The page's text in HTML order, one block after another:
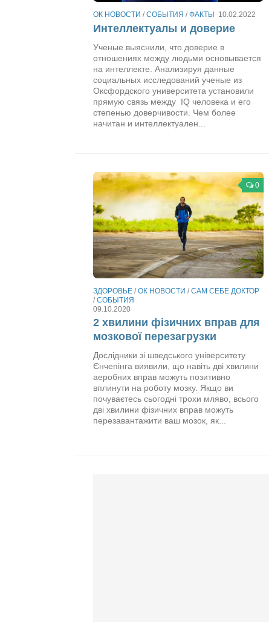
ОК НОВОСТИ /СОБЫТИЯ /ФАКТЫ 10.02.2022
Интеллектуалы и доверие
Ученые выяснили, что доверие в
отношениях между людьми основывается
на интеллекте. Анализируя данные
социальных исследований ученые из
Оксфордского университета установили
прямую связь между IQ человека и его
степенью доверчивости. Чем более
начитан и интеллектуален...
0
ЗДОРОВЬЕ /ОК НОВОСТИ /САМ СЕБЕ ДОКТОР
/СОБЫТИЯ
09.10.2020
2 хвилини фізичних вправ для
мозкової перезагрузки
Дослідники зі шведського університету
Єнчепінга виявили, що навіть дві хвилини
аеробних вправ можуть позитивно
вплинути на роботу мозку. Якщо ви
почуваєтесь сьогодні трохи мляво, всього
дві хвилини фізичних вправ можуть
перезавантажити ваш мозок, як...